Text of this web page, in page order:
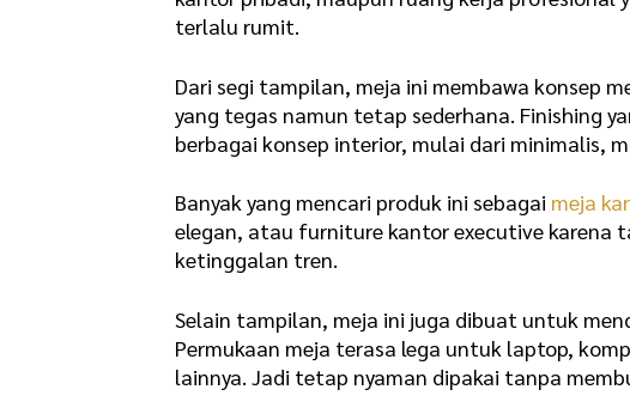
terlalu rumit.
Dari segi tampilan, meja ini membawa konsep
yang tegas namun tetap sederhana. Finishing
berbagai konsep interior, mulai dari minimalis,
Banyak yang mencari produk ini sebagai meja
elegan, atau furniture kantor executive karena
ketinggalan tren.
Selain tampilan, meja ini juga dibuat untuk
Permukaan meja terasa lega untuk laptop,
lainnya. Jadi tetap nyaman dipakai tanpa